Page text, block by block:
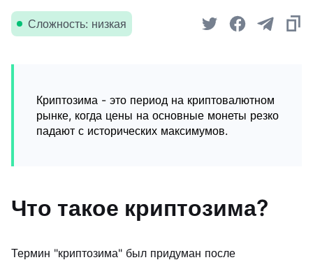
Сложность: низкая
Криптозима - это период на криптовалютном
рынке, когда цены на основные монеты резко
падают с исторических максимумов.
Что такое криптозима?
Термин "криптозима" был придуман после